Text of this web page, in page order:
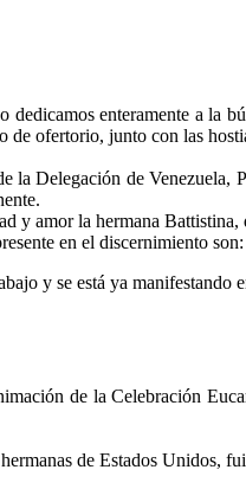
dedicamos enteramente a la
de ofertorio, junto con las
la Delegación de
y amor la hermana
en el discernimiento
y se está ya manifestando
de la Celebración
de Estados Unidos,